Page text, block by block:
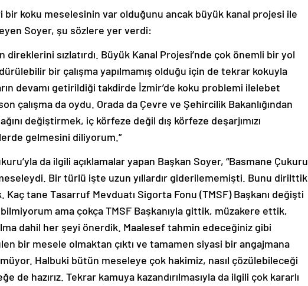
bir koku meselesinin var olduğunu ancak büyük kanal projesi ile
Soyer, şu sözlere yer verdi:
direklerini sızlatırdı. Büyük Kanal Projesi’nde çok önemli bir yol
bir çalışma yapılmamış olduğu için de tekrar kokuyla
devamı getirildiği takdirde İzmir’de koku problemi ilelebet
çalışma da oydu. Orada da Çevre ve Şehircilik Bakanlığından
değiştirmek, iç körfeze değil dış körfeze deşarjımızı
gelmesini diliyorum.”
da ilgili açıklamalar yapan Başkan Soyer, “Basmane Çukuru
Bir türlü işte uzun yıllardır giderilememişti. Bunu dirilttik
Kaç tane Tasarruf Mevduatı Sigorta Fonu (TMSF) Başkanı değişti
bilmiyorum ama çokça TMSF Başkanıyla gittik, müzakere ettik,
dahil her şeyi önerdik. Maalesef tahmin edeceğiniz gibi
bir mesele olmaktan çıktı ve tamamen siyasi bir angajmana
Halbuki bütün meseleye çok hakimiz, nasıl çözülebileceği
de hazırız. Tekrar kamuya kazandırılmasıyla da ilgili çok kararlı